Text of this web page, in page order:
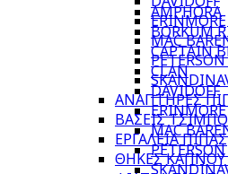
ERINMORE
MAC
ΑΝΑΠΤΗΡΕΣ
ΒΑΣΕΙΣ
ΕΡΓΑΛΕΙΑ ΠΙΠΑΣ
ΘΗΚΕΣ ΚΑΠΝΟΥ
AMPHORA
BORKUM
CAPTAIN
CLAN
DAVIDOFF
ERINMORE
MAC